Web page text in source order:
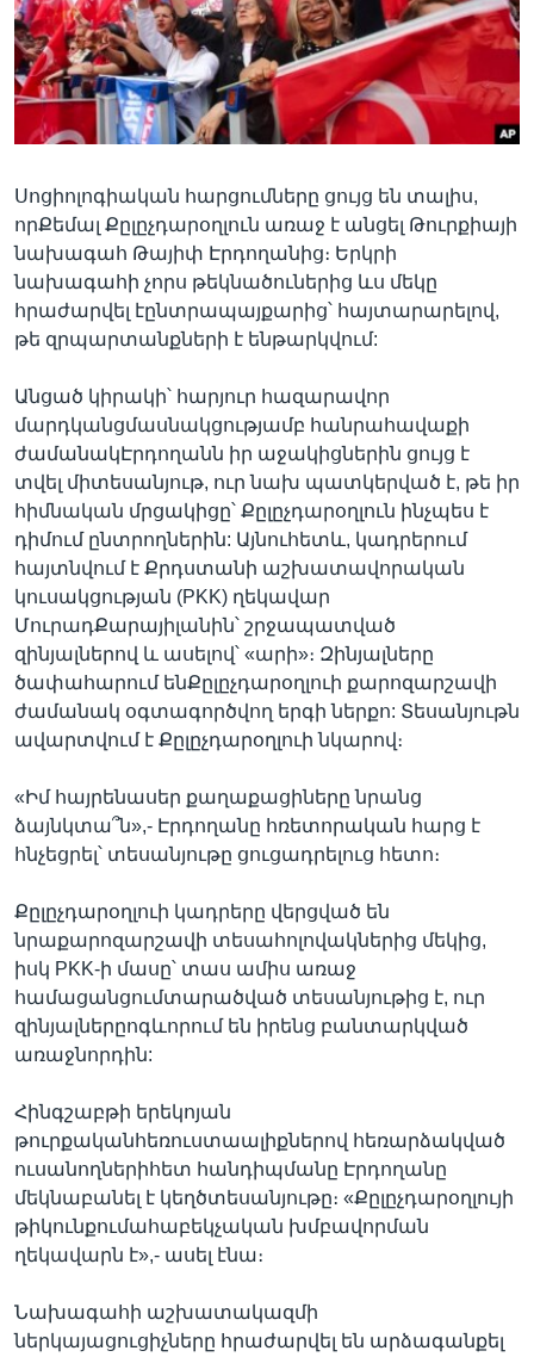
Լեզուներ
Սոցիոլոգիական հարցումները ցույց են տալիս,
որՔեմալ Քըլըչդարօղլուն առաջ է անցել Թուրքիայի
նախագահ Թայիփ Էրդողանից։ Երկրի
նախագահի չորս թեկնածուներից ևս մեկը
հրաժարվել էընտրապայքարից՝ հայտարարելով,
թե զրպարտանքների է ենթարկվում:
Անցած կիրակի՝ հարյուր հազարավոր
մարդկանցմասնակցությամբ հանրահավաքի
ժամանակԷրդողանն իր աջակիցներին ցույց է
տվել միտեսանյութ, ուր նախ պատկերված է, թե իր
հիմնական մրցակիցը՝ Քըլըչդարօղլուն ինչպես է
դիմում ընտրողներին: Այնուհետև, կադրերում
հայտնվում է Քրդստանի աշխատավորական
կուսակցության (PKK) ղեկավար
ՄուրադՔարայիլանին՝ շրջապատված
զինյալներով և ասելով՝ «արի»։ Զինյալները
ծափահարում ենՔըլըչդարօղլուի քարոզարշավի
ժամանակ օգտագործվող երգի ներքո: Տեսանյութն
ավարտվում է Քըլըչդարօղլուի նկարով։
«Իմ հայրենասեր քաղաքացիները նրանց
ձայնկտա՞ն»,- Էրդողանը հռետորական հարց է
հնչեցրել՝ տեսանյութը ցուցադրելուց հետո։
Քըլըչդարօղլուի կադրերը վերցված են
նրաքարոզարշավի տեսահոլովակներից մեկից,
իսկ PKK-ի մասը՝ տաս ամիս առաջ
համացանցումտարածված տեսանյութից է, ուր
զինյալներըոգևորում են իրենց բանտարկված
առաջնորդին:
Հինգշաբթի երեկոյան
թուրքականհեռուստաալիքներով հեռարձակված
ուսանողներիհետ հանդիպմանը Էրդողանը
մեկնաբանել է կեղծտեսանյութը։ «Քըլըչդարօղլույի
թիկունքումահաբեկչական խմբավորման
ղեկավարն է»,- ասել էնա։
Նախագահի աշխատակազմի
ներկայացուցիչները հրաժարվել են արձագանքել